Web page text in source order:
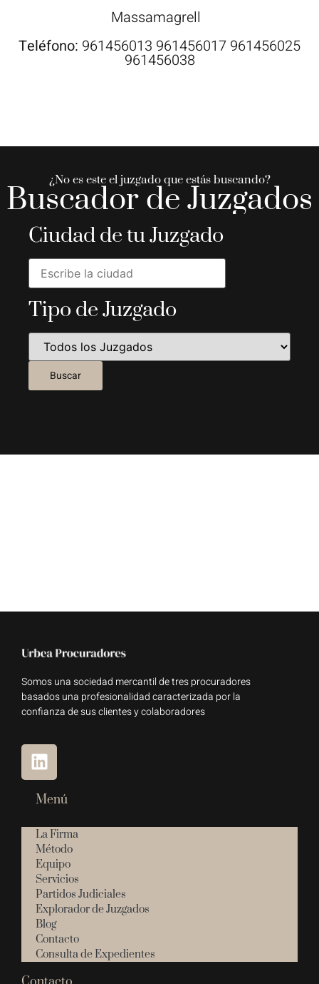
Massamagrell
Teléfono: 961456013 961456017 961456025
961456038
¿No es este el juzgado que estás buscando?
Buscador de Juzgados
Ciudad de tu Juzgado
Tipo de Juzgado
Somos una sociedad mercantil de tres procuradores
basados una profesionalidad caracterizada por la
confianza de sus clientes y colaboradores
Menú
La Firma
Método
Equipo
Servicios
Partidos Judiciales
Explorador de Juzgados
Blog
Contacto
Consulta de Expedientes